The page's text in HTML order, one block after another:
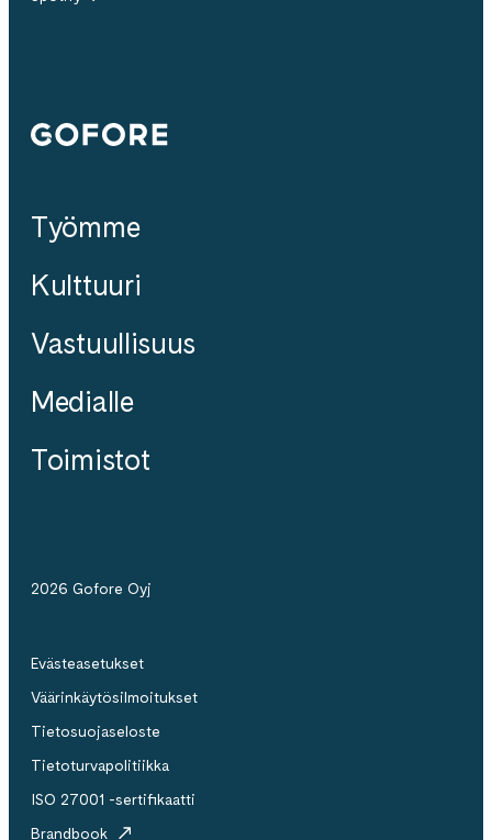
Gofore
Työmme
Kulttuuri
Vastuullisuus
Medialle
Toimistot
2026 Gofore Oyj
Evästeasetukset
Väärinkäytösilmoitukset
Tietosuojaseloste
Tietoturvapolitiikka
ISO 27001 -sertifikaatti
Brandbook